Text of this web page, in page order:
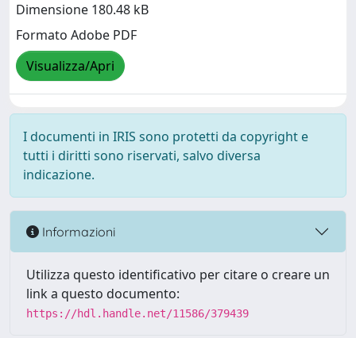
Dimensione 180.48 kB
Formato Adobe PDF
Visualizza/Apri
I documenti in IRIS sono protetti da copyright e
tutti i diritti sono riservati, salvo diversa
indicazione.
Informazioni
Utilizza questo identificativo per citare o creare un
link a questo documento:
https://hdl.handle.net/11586/379439